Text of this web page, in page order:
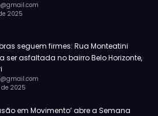
2025
seguem firmes: Rua Monteatini
ser asfaltada no bairro Belo Horizonte,
2025
em Movimento’ abre a Semana